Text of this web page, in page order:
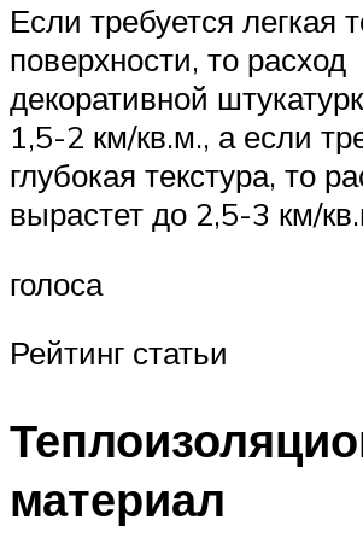
Если требуется легкая
поверхности, то расход
декоративной
1,5-2 км/кв.м., а если
глубокая текстура, то
вырастет до 2,5-3 км/
голоса
Рейтинг статьи
материал